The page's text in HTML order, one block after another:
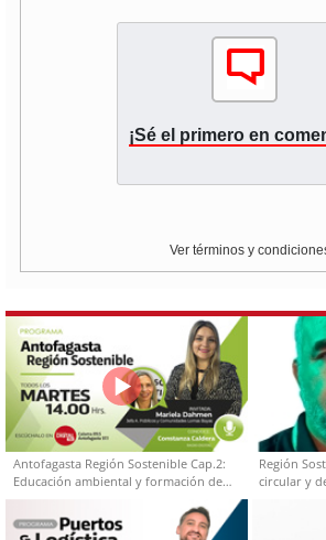
¡Sé el primero en
Ver términos y
Antofagasta Región Sostenible Cap.2:
Educación ambiental y formación de
capacidades técnicas
Región
circular y